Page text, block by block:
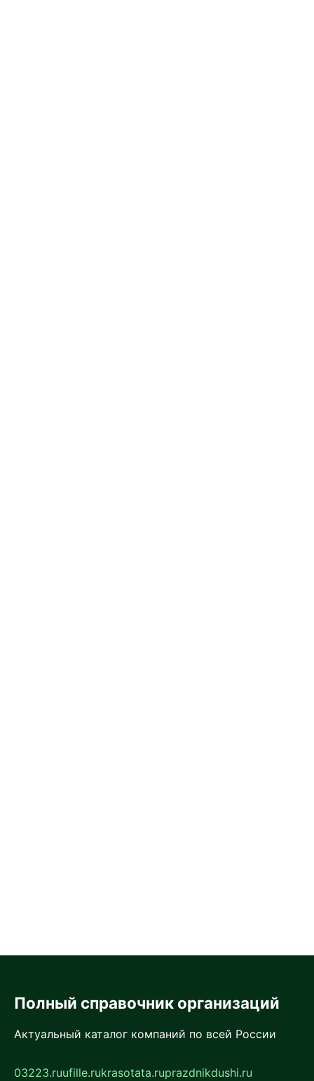
Полный справочник организаций
Актуальный каталог компаний по всей России
03223.ruufille.rukrasotata.ruprazdnikdushi.ru